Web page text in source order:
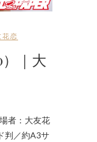
花恋
）｜大
者：大友花
判／約A3サ